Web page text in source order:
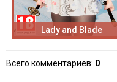
Lady and Blade
Всего комментариев: 0